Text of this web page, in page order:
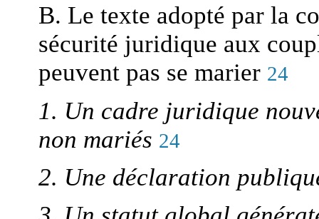
B. Le texte adopté par la
sécurité juridique aux
peuvent pas se marier 24
1. Un cadre juridique
non mariés 24
2. Une déclaration